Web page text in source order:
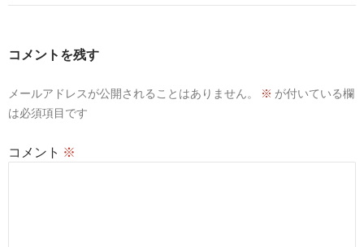
ゲ
ョ
コメントを残す
メールアドレスが公開されることはありません。 ※ が付いている欄
は必須項目です
コメント ※